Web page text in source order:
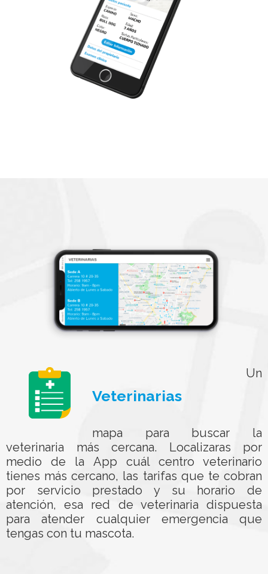
Veterinarias
Un
mapa para buscar la
veterinaria más cercana. Localizaras por
medio de la App cuál centro veterinario
tienes más cercano, las tarifas que te cobran
por servicio prestado y su horario de
atención, esa red de veterinaria dispuesta
para atender cualquier emergencia que
tengas con tu mascota.